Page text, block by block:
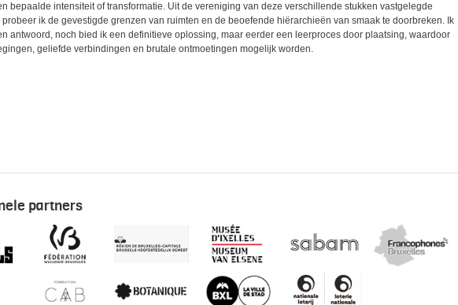
bepaalde intensiteit of transformatie. Uit de vereniging van deze verschillende stukken vastgelegde
ik de gevestigde grenzen van ruimten en de beoefende hiërarchieën van smaak te doorbreken. Ik
antwoord, noch bied ik een definitieve oplossing, maar eerder een leerproces door plaatsing, waardoor
geliefde verbindingen en brutale ontmoetingen mogelijk worden.
partners